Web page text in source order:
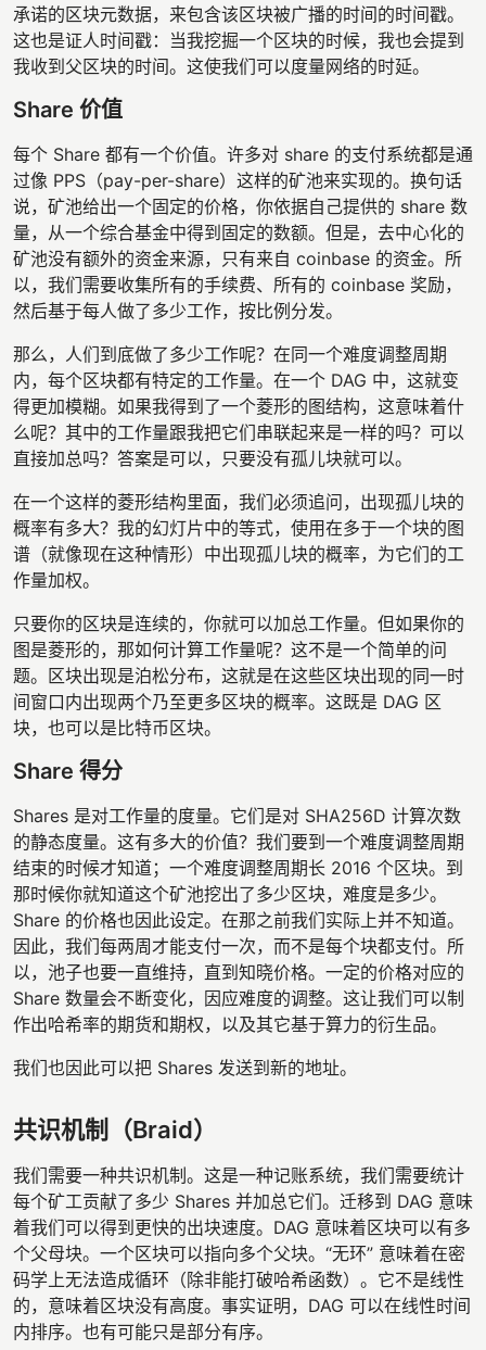
承诺的区块元数据，来包含该区块被广播的时间的时间戳。
这也是证人时间戳：当我挖掘一个区块的时候，我也会提到
我收到父区块的时间。这使我们可以度量网络的时延。
Share 价值
每个 Share 都有一个价值。许多对 share 的支付系统都是通
过像 PPS（pay-per-share）这样的矿池来实现的。换句话
说，矿池给出一个固定的价格，你依据自己提供的 share 数
量，从一个综合基金中得到固定的数额。但是，去中心化的
矿池没有额外的资金来源，只有来自 coinbase 的资金。所
以，我们需要收集所有的手续费、所有的 coinbase 奖励，
然后基于每人做了多少工作，按比例分发。
那么，人们到底做了多少工作呢？在同一个难度调整周期
内，每个区块都有特定的工作量。在一个 DAG 中，这就变
得更加模糊。如果我得到了一个菱形的图结构，这意味着什
么呢？其中的工作量跟我把它们串联起来是一样的吗？可以
直接加总吗？答案是可以，只要没有孤儿块就可以。
在一个这样的菱形结构里面，我们必须追问，出现孤儿块的
概率有多大？我的幻灯片中的等式，使用在多于一个块的图
谱（就像现在这种情形）中出现孤儿块的概率，为它们的工
作量加权。
只要你的区块是连续的，你就可以加总工作量。但如果你的
图是菱形的，那如何计算工作量呢？这不是一个简单的问
题。区块出现是泊松分布，这就是在这些区块出现的同一时
间窗口内出现两个乃至更多区块的概率。这既是 DAG 区
块，也可以是比特币区块。
Share 得分
Shares 是对工作量的度量。它们是对 SHA256D 计算次数
的静态度量。这有多大的价值？我们要到一个难度调整周期
结束的时候才知道；一个难度调整周期长 2016 个区块。到
那时候你就知道这个矿池挖出了多少区块，难度是多少。
Share 的价格也因此设定。在那之前我们实际上并不知道。
因此，我们每两周才能支付一次，而不是每个块都支付。所
以，池子也要一直维持，直到知晓价格。一定的价格对应的
Share 数量会不断变化，因应难度的调整。这让我们可以制
作出哈希率的期货和期权，以及其它基于算力的衍生品。
我们也因此可以把 Shares 发送到新的地址。
共识机制（Braid）
我们需要一种共识机制。这是一种记账系统，我们需要统计
每个矿工贡献了多少 Shares 并加总它们。迁移到 DAG 意味
着我们可以得到更快的出块速度。DAG 意味着区块可以有多
个父母块。一个区块可以指向多个父块。“无环” 意味着在密
码学上无法造成循环（除非能打破哈希函数）。它不是线性
的，意味着区块没有高度。事实证明，DAG 可以在线性时间
内排序。也有可能只是部分有序。